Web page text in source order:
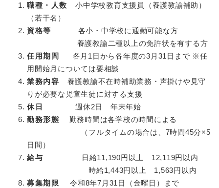
職種・人数 小中学校教育支援員（養護教諭補助）
（若干名）
資格等 各小・中学校に通勤可能な方
養護教諭二種以上の免許状を有する方
任用期間 各月1日から各年度の3月31日まで ※任
用開始月については要相談
業務内容 養護教諭不在時補助業務・声掛けや見守
りが必要な児童生徒に対する支援
休日 週休2日 年末年始
勤務形態 勤務時間は各学校の時間による
（フルタイムの場合は、7時間45分×5
日間）
給与 日給11,190円以上 12,119円以内
時給1,443円以上 1,563円以内
募集期限 令和8年7月31日（金曜日）まで